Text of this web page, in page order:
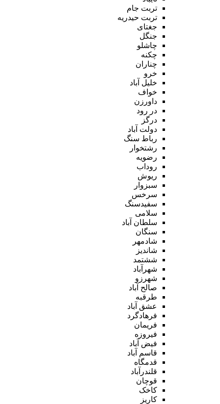
تربت جام
تربت حیدریه
جغتای
جنگل
چاشلو
چکنه
چناران
خرو
خلیل آباد
خواف
داورزن
در رود
درگز
دولت آباد
رباط سنگ
رشتخوار
رضویه
روداب
ریوش
سبزوار
سرخس
سفیدسنگ
سلامی
سلطان آباد
سنگان
شادمهر
شاندیز
ششتمد
شهرآباد
شهرزو
صالح آباد
طرقبه
عشق آباد
فرهادگرد
فریمان
فیروزه
فیض آباد
قاسم آباد
قدمگاه
قلندرآباد
قوچان
کاخک
کاریز